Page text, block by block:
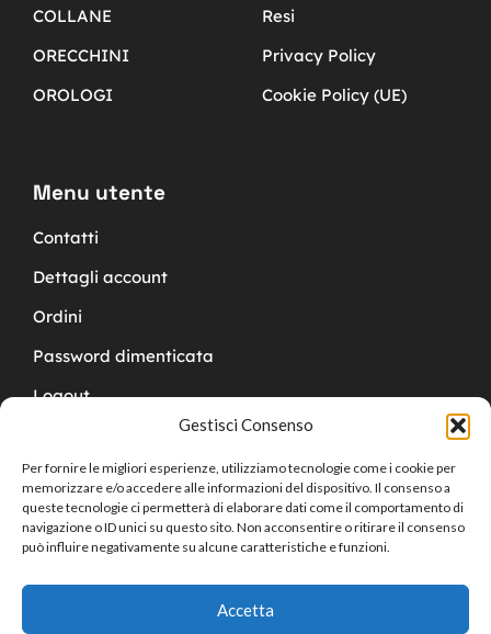
Gestisci Consenso
Per fornire le migliori esperienze, utilizziamo tecnologie come i cookie per
memorizzare e/o accedere alle informazioni del dispositivo. Il consenso a
queste tecnologie ci permetterà di elaborare dati come il comportamento di
navigazione o ID unici su questo sito. Non acconsentire o ritirare il consenso
può influire negativamente su alcune caratteristiche e funzioni.
Accetta
COLLANE
ORECCHINI
OROLOGI
Resi
Privacy Policy
Cookie Policy (UE)
Menu utente
Contatti
Dettagli account
Ordini
Password dimenticata
Logout
Copyright © 2024 Cucchy Gioielleria